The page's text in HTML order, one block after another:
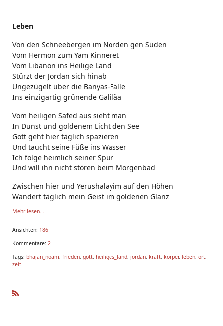
Leben
Von den Schneebergen im Norden gen Süden
Vom Hermon zum Yam Kinneret
Vom Libanon ins Heilige Land
Stürzt der Jordan sich hinab
Ungezügelt über die Banyas-Fälle
Ins einzigartig grünende Galiläa
Vom heiligen Safed aus sieht man
In Dunst und goldenem Licht den See
Gott geht hier täglich spazieren
Und taucht seine Füße ins Wasser
Ich folge heimlich seiner Spur
Und will ihn nicht stören beim Morgenbad
Zwischen hier und Yerushalayim auf den Höhen
Wandert täglich mein Geist im goldenen Glanz
Mehr lesen...
Ansichten: 186
Kommentare: 2
Tags: bhajan_noam, frieden, gott, heiliges_land, jordan, kraft, körper, leben, ort,
zeit